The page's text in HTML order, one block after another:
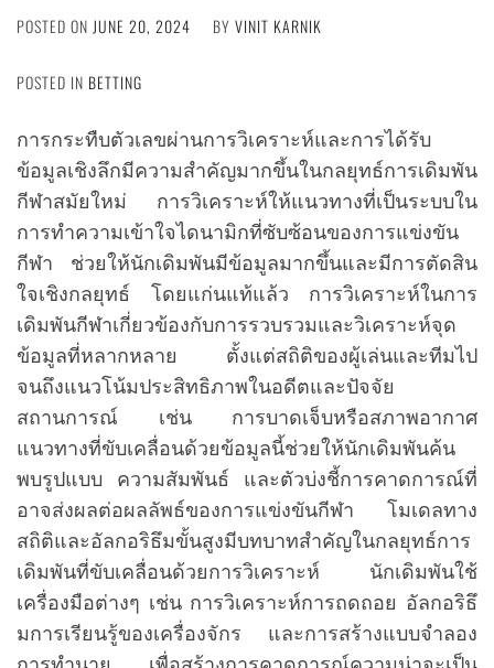
POSTED ON JUNE 20, 2024 BY VINIT KARNIK
POSTED IN BETTING
การกระทืบตัวเลขผ่านการวิเคราะห์และการได้รับ
ข้อมูลเชิงลึกมีความสำคัญมากขึ้นในกลยุทธ์การเดิมพัน
กีฬาสมัยใหม่ การวิเคราะห์ให้แนวทางที่เป็นระบบใน
การทำความเข้าใจไดนามิกที่ซับซ้อนของการแข่งขัน
กีฬา ช่วยให้นักเดิมพันมีข้อมูลมากขึ้นและมีการตัดสิน
ใจเชิงกลยุทธ์ โดยแก่นแท้แล้ว การวิเคราะห์ในการ
เดิมพันกีฬาเกี่ยวข้องกับการรวบรวมและวิเคราะห์จุด
ข้อมูลที่หลากหลาย ตั้งแต่สถิติของผู้เล่นและทีมไป
จนถึงแนวโน้มประสิทธิภาพในอดีตและปัจจัย
สถานการณ์ เช่น การบาดเจ็บหรือสภาพอากาศ
แนวทางที่ขับเคลื่อนด้วยข้อมูลนี้ช่วยให้นักเดิมพันค้น
พบรูปแบบ ความสัมพันธ์ และตัวบ่งชี้การคาดการณ์ที่
อาจส่งผลต่อผลลัพธ์ของการแข่งขันกีฬา โมเดลทาง
สถิติและอัลกอริธึมขั้นสูงมีบทบาทสำคัญในกลยุทธ์การ
เดิมพันที่ขับเคลื่อนด้วยการวิเคราะห์ นักเดิมพันใช้
เครื่องมือต่างๆ เช่น การวิเคราะห์การถดถอย อัลกอริธึ
มการเรียนรู้ของเครื่องจักร และการสร้างแบบจำลอง